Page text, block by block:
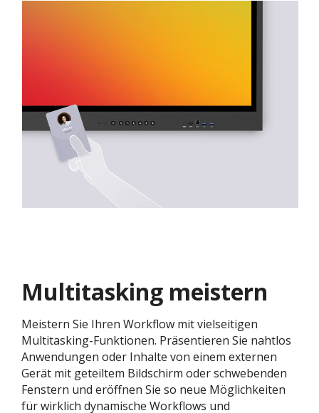
Multitasking meistern
Meistern Sie Ihren Workflow mit vielseitigen
Multitasking-Funktionen. Präsentieren Sie nahtlos
Anwendungen oder Inhalte von einem externen
Gerät mit geteiltem Bildschirm oder schwebenden
Fenstern und eröffnen Sie so neue Möglichkeiten
für wirklich dynamische Workflows und